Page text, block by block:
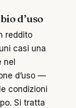
d’uso
reddito
casi una
nel
d’uso —
condizioni
Si tratta